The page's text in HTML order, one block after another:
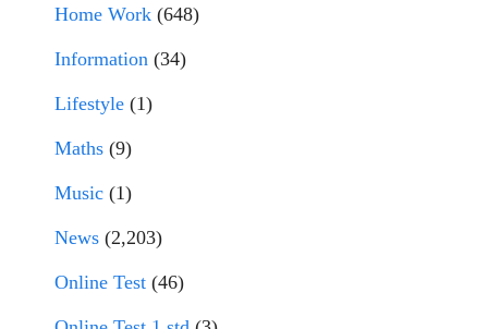
Home Work (648)
Information (34)
Lifestyle (1)
Maths (9)
Music (1)
News (2,203)
Online Test (46)